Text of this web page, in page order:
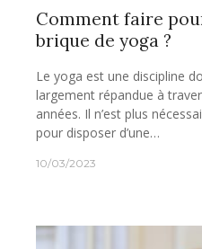
Comment faire
brique de yoga ?
Le yoga est une discipline
largement répandue à
années. Il n’est plus
pour disposer d’une…
10/03/2023